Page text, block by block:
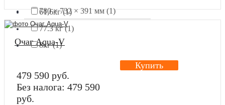
780 × 732 × 391 мм (1)
61,6кг (1)
77.3 кг (1)
8кг (1)
Очаг Aqua-V
479 590 руб.
Без налога: 479 590
руб.
Купить